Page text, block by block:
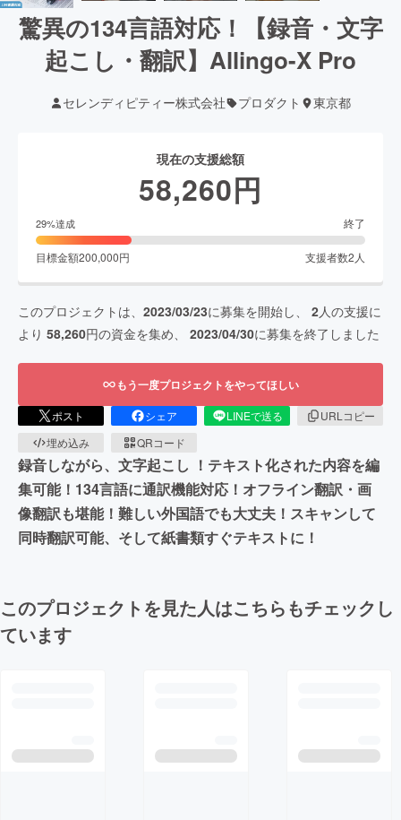
驚異の134言語対応！【録音・文字
起こし・翻訳】Allingo-X Pro
セレンディピティー株式会社 プロダクト 東京都
現在の支援総額
58,260円
29%達成 終了
目標金額200,000円 支援者数2 人
このプロジェクトは、 2023/03/23に募集を開始し、 2人の支援に
より 58,260円の資金を集め、 2023/04/30に募集を終了しました
もう一度プロジェクトをやってほしい
ポスト シェア LINEで送る
URLコピー
埋め込み
QRコード
録音しながら、文字起こし ！テキスト化された内容を編
集可能！134言語に通訳機能対応！オフライン翻訳・画
像翻訳も堪能！難しい外国語でも大丈夫！スキャンして
同時翻訳可能、そして紙書類すぐテキストに！
このプロジェクトを見た人はこちらもチェックし
ています